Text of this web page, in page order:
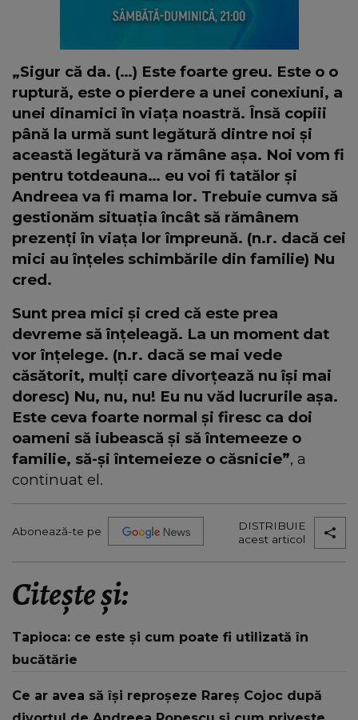
„Sigur că da. (…) Este foarte greu. Este o o
ruptură, este o pierdere a unei conexiuni, a
unei dinamici în viața noastră. Însă copiii
până la urmă sunt legătură dintre noi și
această legătură va rămâne așa. Noi vom fi
pentru totdeauna… eu voi fi tatălor și
Andreea va fi mama lor. Trebuie cumva să
gestionăm situația încât să rămânem
prezenți în viața lor împreună. (n.r. dacă cei
mici au înțeles schimbările din familie) Nu
cred.
Sunt prea mici și cred că este prea
devreme să înțeleagă. La un moment dat
vor înțelege. (n.r. dacă se mai vede
căsătorit, mulți care divorțează nu își mai
doresc) Nu, nu, nu! Eu nu văd lucrurile așa.
Este ceva foarte normal și firesc ca doi
oameni să iubească și să întemeeze o
familie, să-și întemeieze o căsnicie”, a
continuat el.
Abonează-te pe
DISTRIBUIE
acest articol
Citește și:
Tapioca: ce este și cum poate fi utilizată în
bucătărie
Ce ar avea să își reproșeze Rareș Cojoc după